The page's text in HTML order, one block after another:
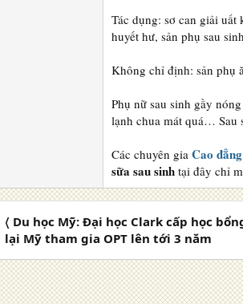
Tác dụng: sơ can giải
huyết hư, sản phụ sau
Không chỉ định: sản phụ
Phụ nữ sau sinh gầy
lạnh chua mát quá… Sau
Các chuyên gia Cao
sữa sau sinh tại đây chỉ
〈 Du học Mỹ: Đại học Clark cấp học
lại Mỹ tham gia OPT lên tới 3 năm